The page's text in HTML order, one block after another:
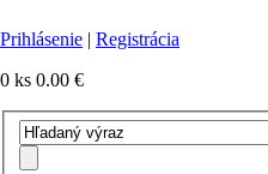
Prihlásenie | Registrácia
0 ks 0.00 €